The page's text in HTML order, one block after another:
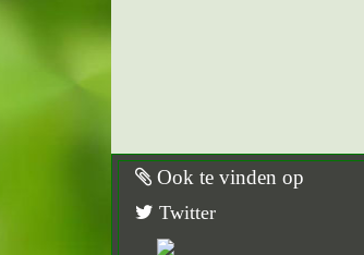
Ook te vinden op
Twitter